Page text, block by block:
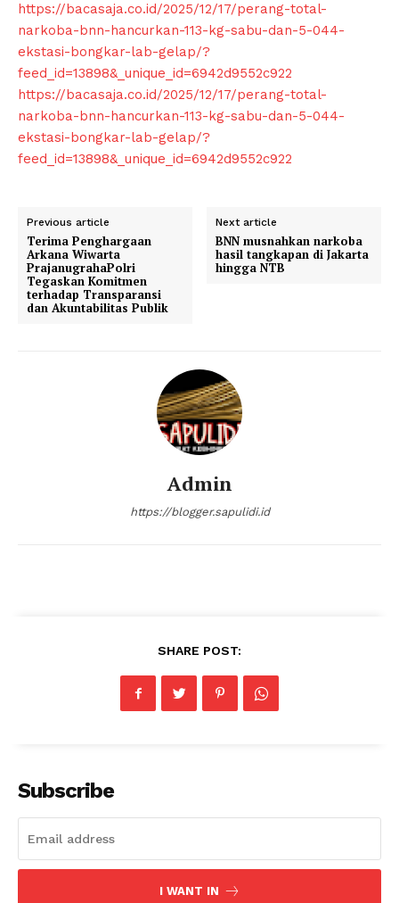
https://bacasaja.co.id/2025/12/17/perang-total-
narkoba-bnn-hancurkan-113-kg-sabu-dan-5-044-
ekstasi-bongkar-lab-gelap/?
feed_id=13898&_unique_id=6942d9552c922
https://bacasaja.co.id/2025/12/17/perang-total-
narkoba-bnn-hancurkan-113-kg-sabu-dan-5-044-
ekstasi-bongkar-lab-gelap/?
feed_id=13898&_unique_id=6942d9552c922
Previous article
Terima Penghargaan
Arkana Wiwarta
PrajanugrahaPolri
Tegaskan Komitmen
terhadap Transparansi
dan Akuntabilitas Publik
Next article
BNN musnahkan narkoba
hasil tangkapan di Jakarta
hingga NTB
Admin
https://blogger.sapulidi.id
SHARE POST:
Subscribe
I WANT IN